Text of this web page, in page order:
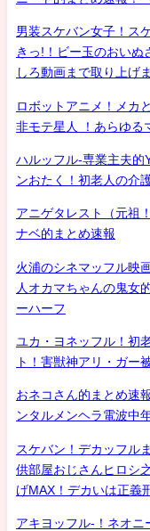
男装スケバン女子！ス
きっ!！ビー玉のおい
しろ動画まで取り上げ
ロボットアニメ！メカ
非モテ星人 ！あらゆる
ハルッフル-専業主夫的
ンおたく！初老人の介
アニゲタレスト（元祖
ナベ的まとめ速報
火浦のシネマッフル映
人オカマちゃんの鬼女
ーハーフ
ユカ・ヨネッフル！初
ト！害獣神アリ・ガー
おネコさん的まとめ速
ンタルメンヘラ電波中
スケバン！デカッフル
供部屋おじさんヒロシ
げMAX！デカいは正義
アキヨッフル-！ネオニ